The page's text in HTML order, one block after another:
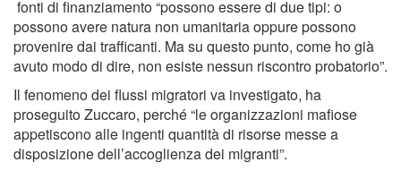
fonti di finanziamento “possono essere di due tipi: o
possono avere natura non umanitaria oppure possono
provenire dai trafficanti. Ma su questo punto, come ho già
avuto modo di dire, non esiste nessun riscontro probatorio”.
Il fenomeno dei flussi migratori va investigato, ha
proseguito Zuccaro, perché “le organizzazioni mafiose
appetiscono alle ingenti quantità di risorse messe a
disposizione dell’accoglienza dei migranti”.